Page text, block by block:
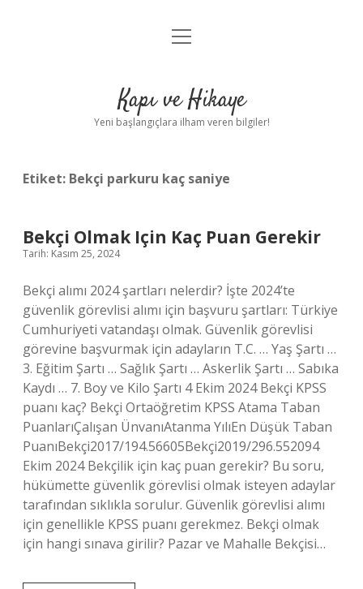
Anasayfa
Yasal Uyarı
menüyü
Kapı ve Hikaye
Yeni başlangıçlara ilham veren bilgiler!
Etiket: Bekçi parkuru kaç saniye
Bekçi Olmak Için Kaç Puan Gerekir
Tarih: Kasım 25, 2024
Bekçi alımı 2024 şartları nelerdir? İşte 2024’te
güvenlik görevlisi alımı için başvuru şartları: Türkiye
Cumhuriyeti vatandaşı olmak. Güvenlik görevlisi
görevine başvurmak için adayların T.C. … Yaş Şartı …
3. Eğitim Şartı … Sağlık Şartı … Askerlik Şartı … Sabıka
Kaydı … 7. Boy ve Kilo Şartı 4 Ekim 2024 Bekçi KPSS
puanı kaç? Bekçi Ortaöğretim KPSS Atama Taban
PuanlarıÇalışan ÜnvanıAtanma YılıEn Düşük Taban
PuanıBekçi2017/194.56605Bekçi2019/296.552094
Ekim 2024 Bekçilik için kaç puan gerekir? Bu soru,
hükümette güvenlik görevlisi olmak isteyen adaylar
tarafından sıklıkla sorulur. Güvenlik görevlisi alımı
için genellikle KPSS puanı gerekmez. Bekçi olmak
için hangi sınava girilir? Pazar ve Mahalle Bekçisi…